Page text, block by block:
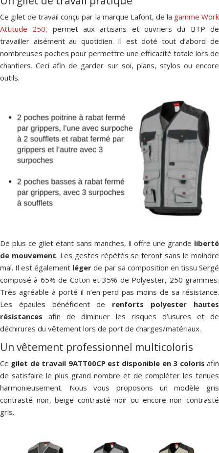
Ce gilet de travail conçu par la marque Lafont, de la gamme Work
Attitude 250, permet aux artisans et ouvriers du BTP de
travailler aisément au quotidien. Il est doté tout d’abord de
nombreuses poches pour permettre une efficacité totale lors de
chantiers. Ceci afin de garder sur soi, plans, stylos ou encore
outils.
De plus ce gilet étant sans manches, il offre une grande liberté
de mouvement. Les gestes répétés se feront sans le moindre
mal. Il est également léger de par sa composition en tissu Sergé
composé à 65% de Coton et 35% de Polyester, 250 grammes.
Très agréable à porté il n’en perd pas moins de sa résistance.
Les épaules bénéficient de renforts polyester hautes
résistances afin de diminuer les risques d’usures et de
déchirures du vêtement lors de port de charges/matériaux.
Un vêtement professionnel multicoloris
Ce gilet de travail 9ATT00CP est disponible en 3 coloris afin
de satisfaire le plus grand nombre et de compléter les tenues
harmonieusement. Nous vous proposons un modèle gris
contrasté noir, beige contrasté noir ou encore noir contrasté
gris.